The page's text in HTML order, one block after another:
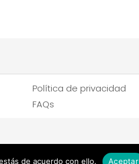
Política de privacidad
FAQs
de acuerdo con ello. Aceptar